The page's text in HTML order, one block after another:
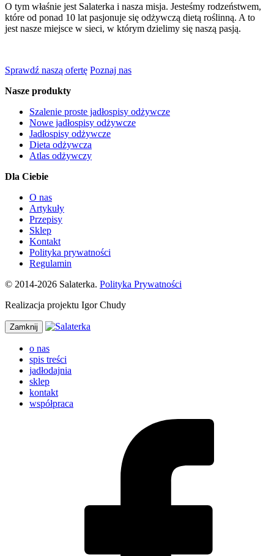
O tym właśnie jest Salaterka i nasza misja. Jesteśmy rodzeństwem,
które od ponad 10 lat pasjonuje się odżywczą dietą roślinną. A to
jest nasze miejsce w sieci, w którym dzielimy się naszą pasją.
Sprawdź naszą ofertę Poznaj nas
Nasze produkty
Szalenie proste jadłospisy odżywcze
Nowe jadłospisy odżywcze
Jadłospisy odżywcze
Dieta odżywcza
Atlas odżywczy
Dla Ciebie
O nas
Artykuły
Przepisy
Sklep
Kontakt
Polityka prywatności
Regulamin
© 2014-2026 Salaterka. Polityka Prywatności
Realizacja projektu Igor Chudy
Zamknij
o nas
spis treści
jadłodajnia
sklep
kontakt
współpraca